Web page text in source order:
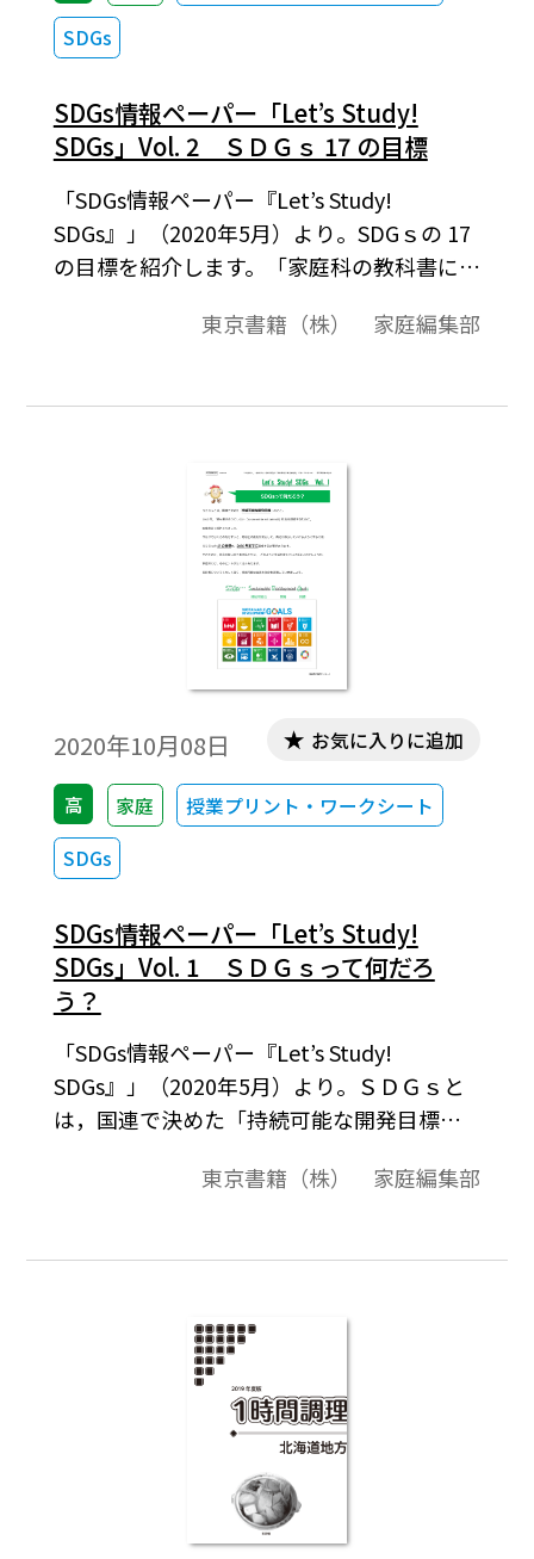
SDGs
SDGs情報ペーパー「Let’s Study!
SDGs」Vol. 2 ＳＤＧｓ 17 の目標
「SDGs情報ペーパー『Let’s Study!
SDGs』」（2020年5月）より。SDGｓの 17
の目標を紹介します。「家庭科の教科書に
がたくさん載っている。どこに，どの目標
東京書籍（株） 家庭編集部
2020年10月08日
高 家庭
授業プリント・ワークシート
SDGs
お気に入りに追加
SDGs情報ペーパー「Let’s Study!
SDGs」Vol. 1 ＳＤＧｓって何だろ
う？
「SDGs情報ペーパー『Let’s Study!
SDGs』」（2020年5月）より。ＳＤＧｓと
は，国連で決めた「持続可能な開発目標」
（no one will be left behind）」社会を創造
今だけでなくこの先もずっと，地球上の誰
にするには，ＳＤＧｓの 17 の目標を，2030
年までに達成する必要があります。そのため
に，社会の担い手である私たちは， どのよ
うに生活を変えていけばよいのでしょう
か。家庭科には，そのヒントがたくさんあ
ります。各目標についてくわしく知り，持続
可能な生活と社会を実現していきましょ
東京書籍（株） 家庭編集部